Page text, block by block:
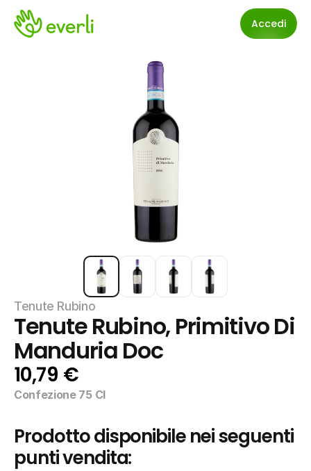
Accedi
Tenute Rubino
Tenute Rubino, Primitivo Di
Manduria Doc
10,79 €
Confezione 75 Cl
Prodotto disponibile nei seguenti
punti vendita: